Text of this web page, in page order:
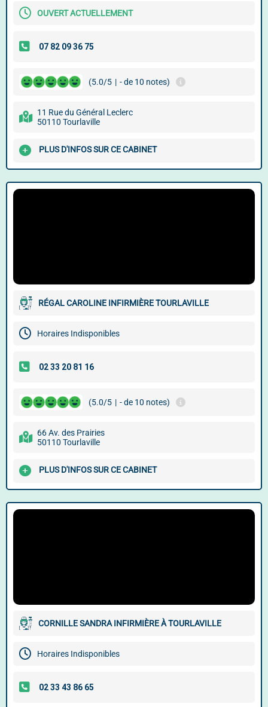
OUVERT ACTUELLEMENT
(5.0/5 | - de 10 notes)
11 Rue du Général Leclerc
50110 Tourlaville
PLUS D'INFOS SUR CE CABINET
RÉGAL CAROLINE INFIRMIÈRE TOURLAVILLE
Horaires Indisponibles
(5.0/5 | - de 10 notes)
66 Av. des Prairies
50110 Tourlaville
PLUS D'INFOS SUR CE CABINET
CORNILLE SANDRA INFIRMIÈRE À TOURLAVILLE
Horaires Indisponibles